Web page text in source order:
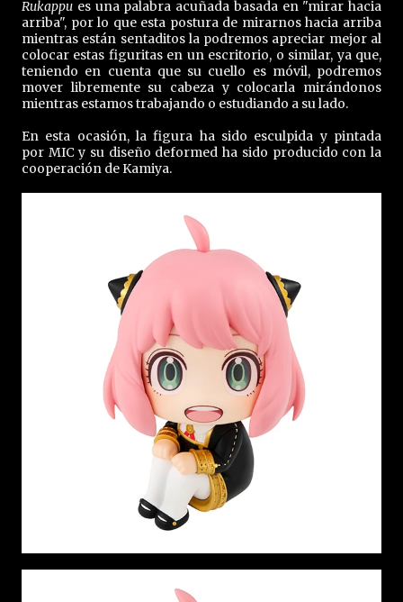
Rukappu es una palabra acuñada basada en "mirar hacia
arriba", por lo que esta postura de mirarnos hacia arriba
mientras están sentaditos la podremos apreciar mejor al
colocar estas figuritas en un escritorio, o similar, ya que,
teniendo en cuenta que su cuello es móvil, podremos
mover libremente su cabeza y colocarla mirándonos
mientras estamos trabajando o estudiando a su lado.
En esta ocasión, la figura ha sido esculpida y pintada
por MIC y su diseño deformed ha sido producido con la
cooperación de Kamiya.